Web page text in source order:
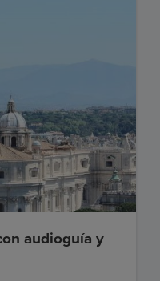
audioguía y